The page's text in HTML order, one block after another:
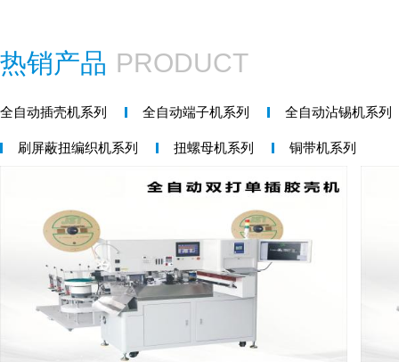
热销产品 PRODUCT
全自动插壳机系列 全自动端子机系列 全自动沾锡机系列
刷屏蔽扭编织机系列 扭螺母机系列 铜带机系列